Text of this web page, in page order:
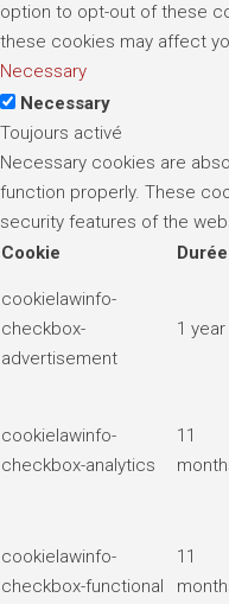
option to opt-out of these
these cookies may affect
Necessary
Necessary
Toujours activé
Necessary cookies are
function properly. These
security features of the
Cookie
Durée
cookielawinfo-
checkbox-
advertisement
1 year
cookielawinfo-
checkbox-analytics
11
cookielawinfo-
checkbox-functional
11